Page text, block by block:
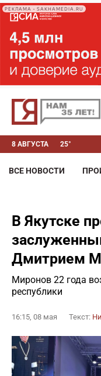
РЕКЛАМА • SAKHAMEDIA.RU
8 АВГУСТА 25°
ВСЕ НОВОСТИ
В Якутске
Дмитрием
Миронов 22 года
республики
16:15, 08 мая Текст: